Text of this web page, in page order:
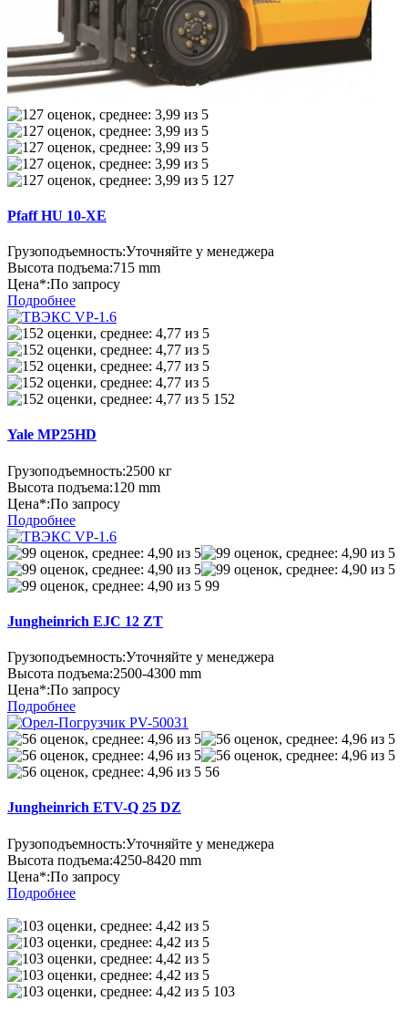
127
Pfaff HU 10-XE
Грузоподъемность:Уточняйте у менеджера
Высота подъема:715 mm
Цена*:По запросу
Подробнее
152
Yale MP25HD
Грузоподъемность:2500 кг
Высота подъема:120 mm
Цена*:По запросу
Подробнее
99
Jungheinrich EJC 12 ZT
Грузоподъемность:Уточняйте у менеджера
Высота подъема:2500-4300 mm
Цена*:По запросу
Подробнее
56
Jungheinrich ETV-Q 25 DZ
Грузоподъемность:Уточняйте у менеджера
Высота подъема:4250-8420 mm
Цена*:По запросу
Подробнее
103